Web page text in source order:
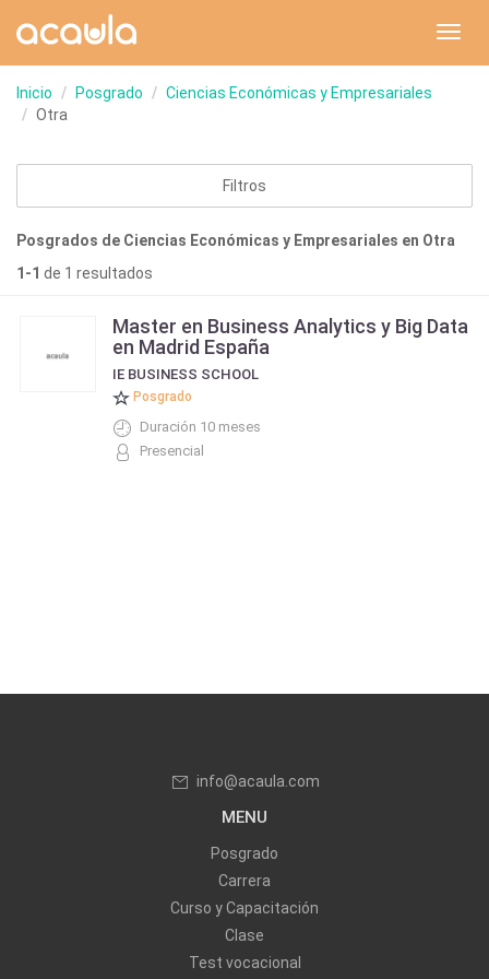
Inicio Posgrado
Ciencias Económicas y Empresariales
Otra
Filtros
Posgrados de Ciencias Económicas y Empresariales en Otra
1-1 de 1 resultados
Master en Business Analytics y Big Data
en Madrid España
IE BUSINESS SCHOOL
Posgrado
Duración 10 meses
Presencial
info@acaula.com
MENU
Posgrado
Carrera
Curso y Capacitación
Clase
Test vocacional